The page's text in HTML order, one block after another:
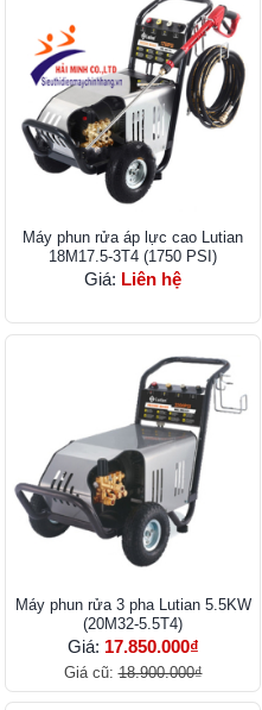
Máy phun rửa áp lực cao Lutian
18M17.5-3T4 (1750 PSI)
Giá: Liên hệ
Máy phun rửa 3 pha Lutian 5.5KW
(20M32-5.5T4)
Giá: 17.850.000₫
Giá cũ:18.900.000₫